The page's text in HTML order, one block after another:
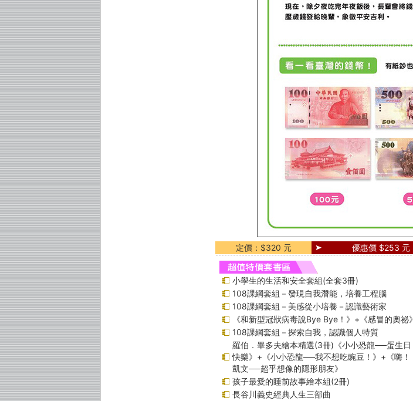
定價：$320 元 優惠價 $253 元
小學生的生活和安全套組(全套3冊)
108課綱套組－發現自我潛能，培養工程腦
108課綱套組－美感從小培養－認識藝術家
《和新型冠狀病毒說Bye Bye！》+《感冒的奧祕》
108課綱套組－探索自我，認識個人特質
羅伯．畢多夫繪本精選(3冊)《小小恐龍──蛋生日
快樂》+《小小恐龍──我不想吃豌豆！》+《嗨！
凱文──超乎想像的隱形朋友》
孩子最愛的睡前故事繪本組(2冊)
長谷川義史經典人生三部曲